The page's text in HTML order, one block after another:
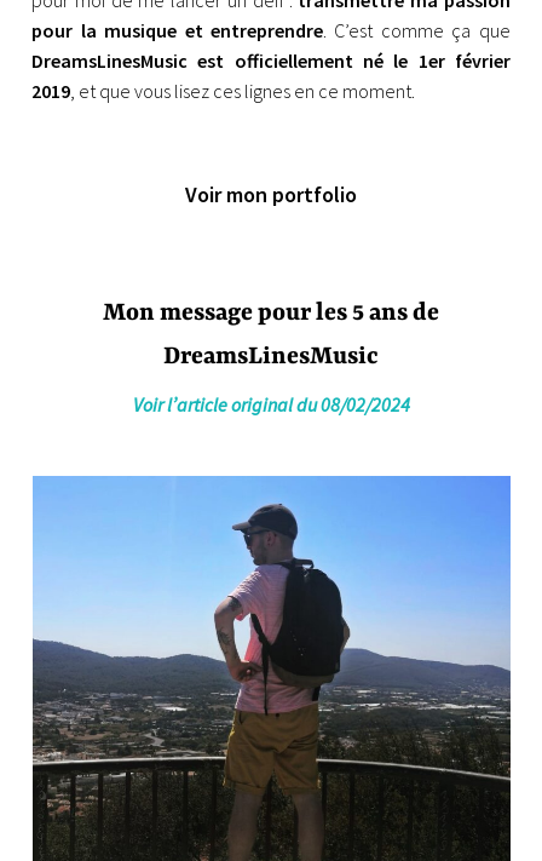
pour la musique et entreprendre . C’est comme ça que
DreamsLinesMusic est officiellement né le 1er février
2019 , et que vous lisez ces lignes en ce moment.
Voir mon portfolio
Mon message pour les 5 ans de
DreamsLinesMusic
Voir l’article original du 08/02/2024